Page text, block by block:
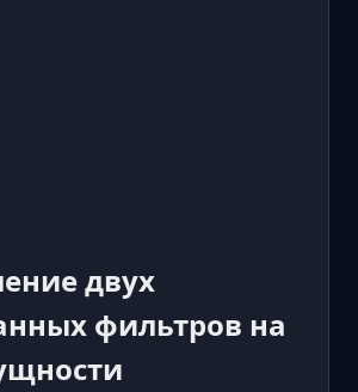
двух
фильтров на